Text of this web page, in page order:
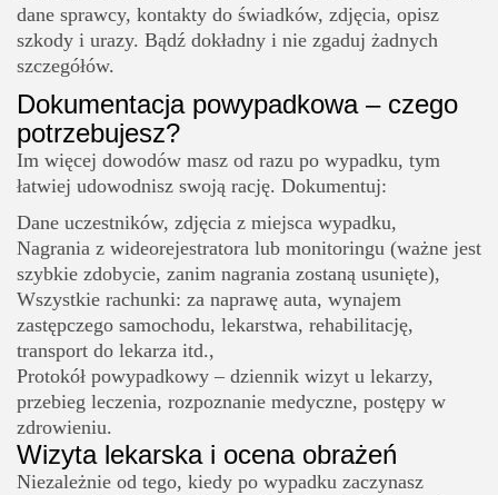
dane sprawcy, kontakty do świadków, zdjęcia, opisz
szkody i urazy. Bądź dokładny i nie zgaduj żadnych
szczegółów.
Dokumentacja powypadkowa – czego
potrzebujesz?
Im więcej dowodów masz od razu po wypadku, tym
łatwiej udowodnisz swoją rację. Dokumentuj:
Dane uczestników, zdjęcia z miejsca wypadku,
Nagrania z wideorejestratora lub monitoringu (ważne jest
szybkie zdobycie, zanim nagrania zostaną usunięte),
Wszystkie rachunki: za naprawę auta, wynajem
zastępczego samochodu, lekarstwa, rehabilitację,
transport do lekarza itd.,
Protokół powypadkowy – dziennik wizyt u lekarzy,
przebieg leczenia, rozpoznanie medyczne, postępy w
zdrowieniu.
Wizyta lekarska i ocena obrażeń
Niezależnie od tego, kiedy po wypadku zaczynasz